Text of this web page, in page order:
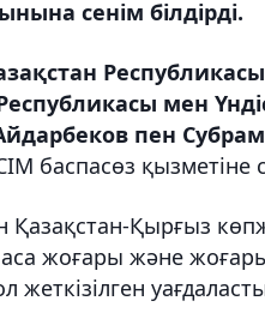
сенім білдірді.
мен
пен
баспасөз қызметіне
Қырғыз
аса жоғары және